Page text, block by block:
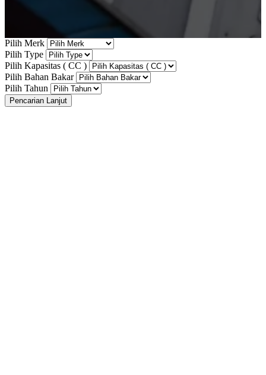
Pilih Merk
Pilih Type
Pilih Kapasitas ( CC )
Pilih Bahan Bakar
Pilih Tahun
Pencarian Lanjut